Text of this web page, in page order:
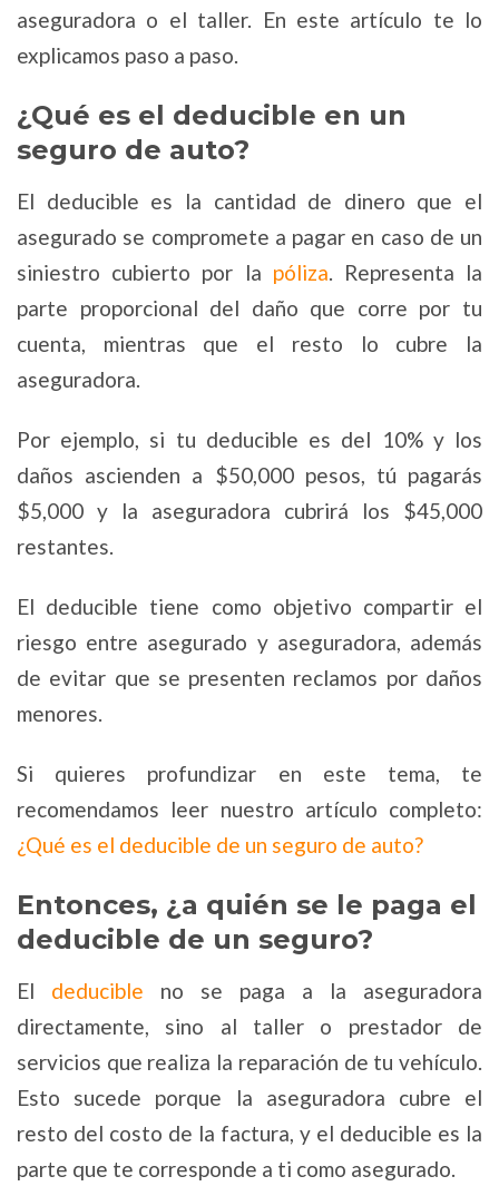
aseguradora o el taller. En este artículo te lo
explicamos paso a paso.
¿Qué es el deducible en un
seguro de auto?
El deducible es la cantidad de dinero que el
asegurado se compromete a pagar en caso de un
siniestro cubierto por la póliza. Representa la
parte proporcional del daño que corre por tu
cuenta, mientras que el resto lo cubre la
aseguradora.
Por ejemplo, si tu deducible es del 10% y los
daños ascienden a $50,000 pesos, tú pagarás
$5,000 y la aseguradora cubrirá los $45,000
restantes.
El deducible tiene como objetivo compartir el
riesgo entre asegurado y aseguradora, además
de evitar que se presenten reclamos por daños
menores.
Si quieres profundizar en este tema, te
recomendamos leer nuestro artículo completo:
¿Qué es el deducible de un seguro de auto?
Entonces, ¿a quién se le paga el
deducible de un seguro?
El deducible no se paga a la aseguradora
directamente, sino al taller o prestador de
servicios que realiza la reparación de tu vehículo.
Esto sucede porque la aseguradora cubre el
resto del costo de la factura, y el deducible es la
parte que te corresponde a ti como asegurado.